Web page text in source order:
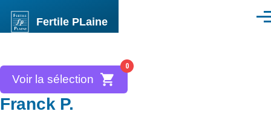
Fertile PLaine
0
Voir la sélection
Franck P.